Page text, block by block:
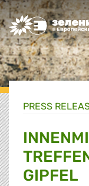
Greens/EFA Home
PRESS
GIPFEL